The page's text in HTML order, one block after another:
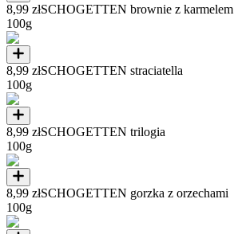
8,99 złSCHOGETTEN brownie z karmelem
100g
8,99 złSCHOGETTEN straciatella
100g
8,99 złSCHOGETTEN trilogia
100g
8,99 złSCHOGETTEN gorzka z orzechami
100g